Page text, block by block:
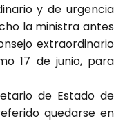
y de urgencia
la ministra antes
extraordinario
17 de junio, para
de Estado de
quedarse en